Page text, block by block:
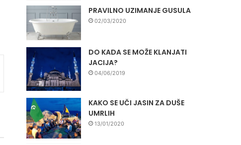
PRAVILNO UZIMANJE GUSULA
02/03/2020
DO KADA SE MOŽE KLANJATI
JACIJA?
04/06/2019
KAKO SE UČI JASIN ZA DUŠE
UMRLIH
13/01/2020